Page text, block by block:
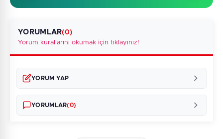
YORUMLAR(0)
Yorum kurallarını okumak için tıklayınız!
YORUM YAP
YORUMLAR(0)